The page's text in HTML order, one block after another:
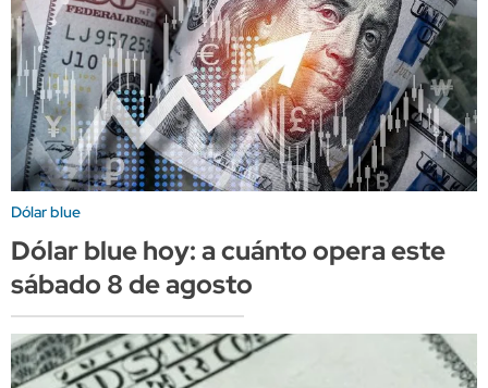
Dólar blue
Dólar blue hoy: a cuánto opera este
sábado 8 de agosto